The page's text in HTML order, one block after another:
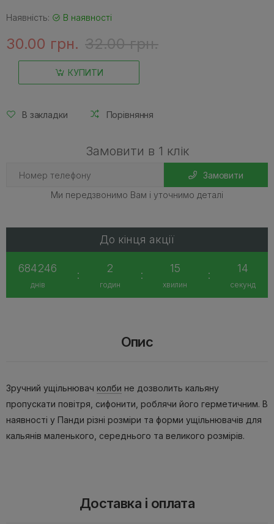
Наявність: В наявності
30.00 грн. 32.00 грн.
КУПИТИ
В закладки Порівняння
Замовити в 1 клік
Замовити
Ми передзвонимо Вам і уточнимо деталі
До кінця акції
684246
днів
:
2
годин
:
15
хвилин
:
14
секунд
Опис
Зручний ущільнювач колби не дозволить кальяну
пропускати повітря, сифонити, роблячи його герметичним. В
наявності у Панди різні розміри та форми ущільнювачів для
кальянів маленького, середнього та великого розмірів.
Доставка і оплата